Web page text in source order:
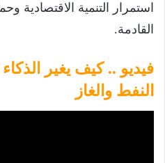
استمرار التنمية الاقتصادية
القادمة.
فيديو .. كيف يغير
النفط والغاز